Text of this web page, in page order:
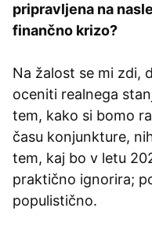
pripravljena na
finančno krizo?
Na žalost se mi zdi,
oceniti realnega
tem, kako si bomo
času konjunkture,
tem, kaj bo v letu
praktično ignorira;
populistično.